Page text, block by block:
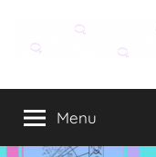
conteúdo
Grupo
Elza
Elza
é
Menu